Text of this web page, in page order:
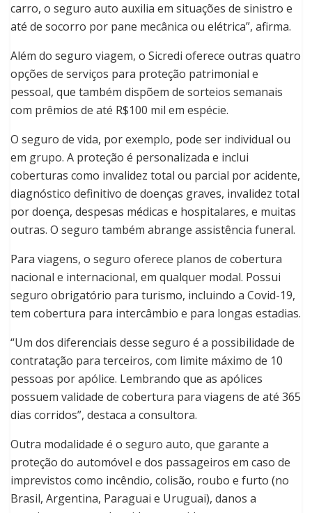
carro, o seguro auto auxilia em situações de sinistro e
até de socorro por pane mecânica ou elétrica”, afirma.
Além do seguro viagem, o Sicredi oferece outras quatro
opções de serviços para proteção patrimonial e
pessoal, que também dispõem de sorteios semanais
com prêmios de até R$100 mil em espécie.
O seguro de vida, por exemplo, pode ser individual ou
em grupo. A proteção é personalizada e inclui
coberturas como invalidez total ou parcial por acidente,
diagnóstico definitivo de doenças graves, invalidez total
por doença, despesas médicas e hospitalares, e muitas
outras. O seguro também abrange assistência funeral.
Para viagens, o seguro oferece planos de cobertura
nacional e internacional, em qualquer modal. Possui
seguro obrigatório para turismo, incluindo a Covid-19,
tem cobertura para intercâmbio e para longas estadias.
“Um dos diferenciais desse seguro é a possibilidade de
contratação para terceiros, com limite máximo de 10
pessoas por apólice. Lembrando que as apólices
possuem validade de cobertura para viagens de até 365
dias corridos”, destaca a consultora.
Outra modalidade é o seguro auto, que garante a
proteção do automóvel e dos passageiros em caso de
imprevistos como incêndio, colisão, roubo e furto (no
Brasil, Argentina, Paraguai e Uruguai), danos a